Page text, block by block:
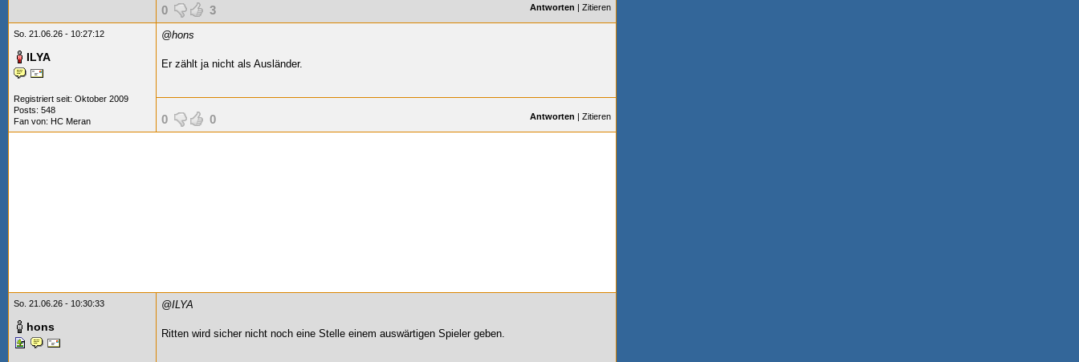
0 3 Antworten | Zitieren
So. 21.06.26 - 10:27:12
ILYA
Registriert seit: Oktober 2009
Posts: 548
Fan von: HC Meran
@hons
Er zählt ja nicht als Ausländer.
0 0 Antworten | Zitieren
So. 21.06.26 - 10:30:33
hons
@ILYA
Ritten wird sicher nicht noch eine Stelle einem auswärtigen Spieler geben.